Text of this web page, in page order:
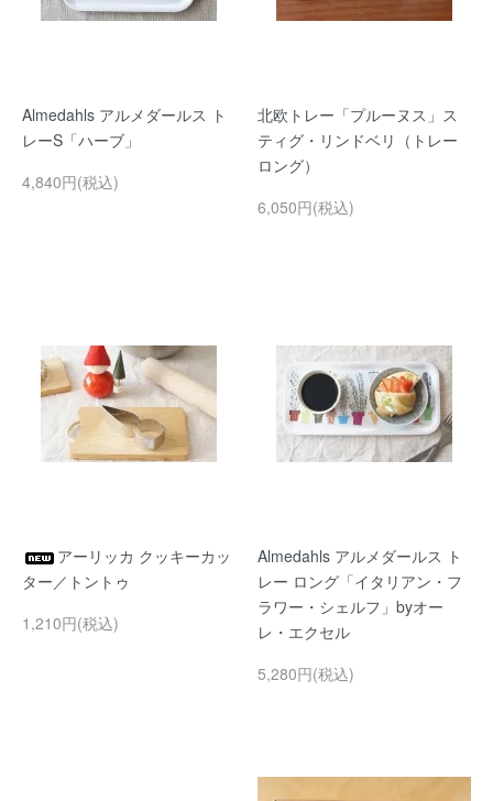
Almedahls アルメダールス ト
レーS「ハーブ」
4,840円(税込)
北欧トレー「プルーヌス」ス
ティグ・リンドベリ（トレー
ロング）
6,050円(税込)
アーリッカ クッキーカッ
ター／トントゥ
1,210円(税込)
Almedahls アルメダールス ト
レー ロング「イタリアン・フ
ラワー・シェルフ」byオー
レ・エクセル
5,280円(税込)